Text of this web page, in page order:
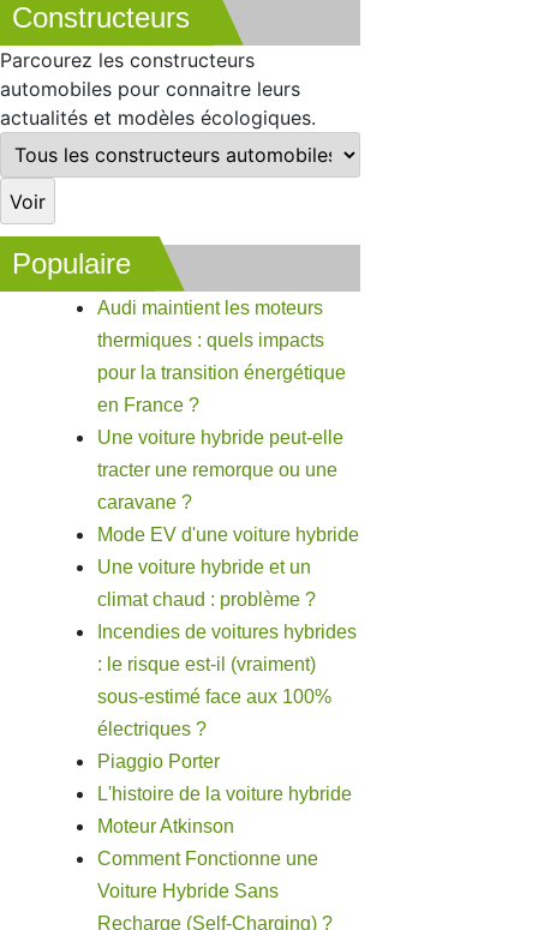
Constructeurs
Parcourez les constructeurs
automobiles pour connaitre leurs
actualités et modèles écologiques.
Populaire
Audi maintient les moteurs
thermiques : quels impacts
pour la transition énergétique
en France ?
Une voiture hybride peut-elle
tracter une remorque ou une
caravane ?
Mode EV d'une voiture hybride
Une voiture hybride et un
climat chaud : problème ?
Incendies de voitures hybrides
: le risque est-il (vraiment)
sous-estimé face aux 100%
électriques ?
Piaggio Porter
L'histoire de la voiture hybride
Moteur Atkinson
Comment Fonctionne une
Voiture Hybride Sans
Recharge (Self-Charging) ?